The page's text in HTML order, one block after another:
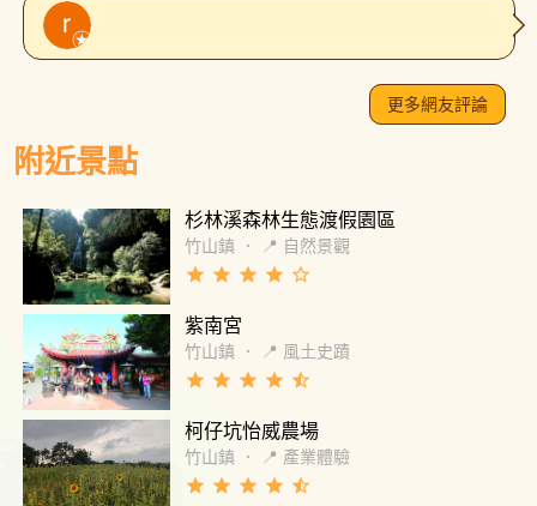
更多網友評論
附近景點
杉林溪森林生態渡假園區
竹山鎮 ． 📍 自然景觀
grade grade grade grade star_border
紫南宮
竹山鎮 ． 📍 風土史蹟
grade grade grade grade star_half
柯仔坑怡威農場
竹山鎮 ． 📍 產業體驗
grade grade grade grade star_half